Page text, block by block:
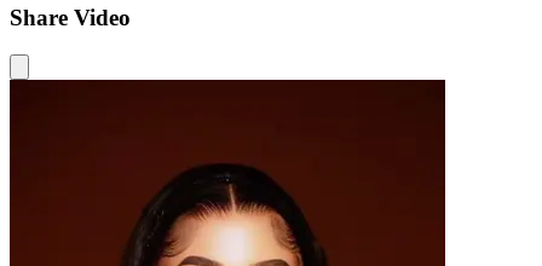
Share Video